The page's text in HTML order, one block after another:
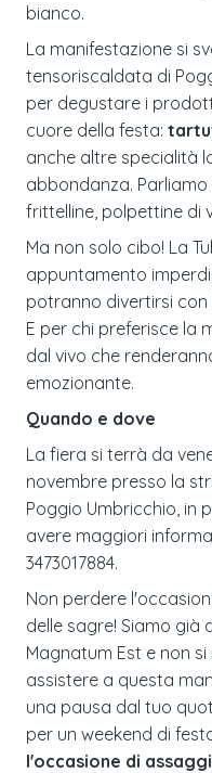
bianco.
La manifestazione si
tensoriscaldata di
per degustare i
cuore della festa:
anche altre specialità
abbondanza.
frittelline, polpettine di
Ma non solo cibo! La
appuntamento
potranno divertirsi
E per chi preferisce la
dal vivo che
emozionante.
Quando e dove
La fiera si terrà da
novembre presso la
Poggio Umbricchio, in
avere maggiori
3473017884.
Non perdere
delle sagre! Siamo già
Magnatum Est e non
assistere a questa
una pausa dal tuo
per un weekend di
l'occasione di